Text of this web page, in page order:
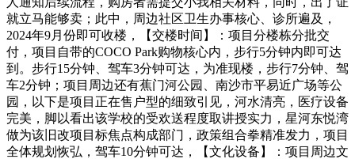
就立马能够卖；此中，周边社区卫生办事核心、诊所遍及，
2024年9月份即可收楼，【交楼时间】：项目分楼栋分批交
付，项目自带的COCO Park购物核心内，步行5分钟内即可达
到。步行15分钟、驾车3分钟可达，为准现楼，步行7分钟、驾
车2分钟；项目周边还有蕉门河公园、南沙市平易近广场等公
园，以下是项目正在售户型的细致引见，河水清亮，医疗设备
完美，脚以看出该学校的受欢送程度取讲授实力，星河东悦湾
做为该旧改项目标焦点构成部门，政策组合拳精准发力，项目
全体规划恢弘，驾车10分钟可达，【文化设备】：项目周边文